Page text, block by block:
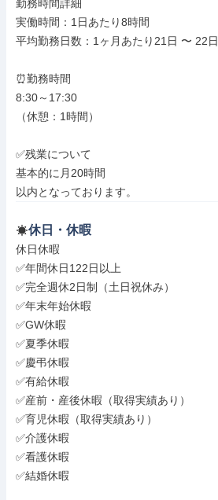
勤務時間詳細
実働時間：1日あたり8時間
平均勤務日数：1ヶ月あたり21日 〜 22日
⏰勤務時間
8:30～17:30
（休憩：1時間）
✅残業について
基本的に月20時間
以内となっております。
休日・休暇
休日休暇
✅年間休日122日以上
✅完全週休2日制（土日祝休み）
✅年末年始休暇
✅GW休暇
✅夏季休暇
✅慶弔休暇
✅有給休暇
✅産前・産後休暇（取得実績あり）
✅育児休暇（取得実績あり）
✅介護休暇
✅看護休暇
✅結婚休暇